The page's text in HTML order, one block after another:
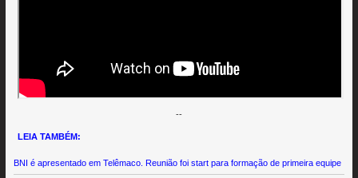
--
LEIA TAMBÉM:
BNI é apresentado em Telêmaco. Reunião foi start para formação de primeira equipe